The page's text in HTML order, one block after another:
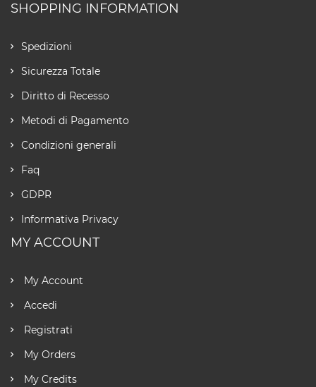
SHOPPING INFORMATION
Spedizioni
Sicurezza Totale
Diritto di Recesso
Metodi di Pagamento
Condizioni generali
Faq
GDPR
Informativa Privacy
MY ACCOUNT
My Account
Accedi
Registrati
My Orders
My Credits